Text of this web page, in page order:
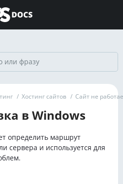
/ Хостинг сайтов / Сайт не
в Windows
определить маршрут
сервера и используется для